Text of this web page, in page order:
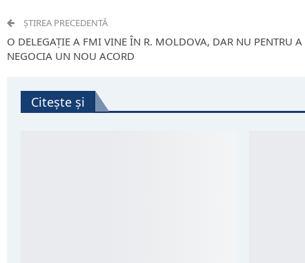
ȘTIREA PRECEDENTĂ
O DELEGAȚIE A FMI VINE ÎN R. MOLDOVA, DAR NU PENTRU A
NEGOCIA UN NOU ACORD
Citește și